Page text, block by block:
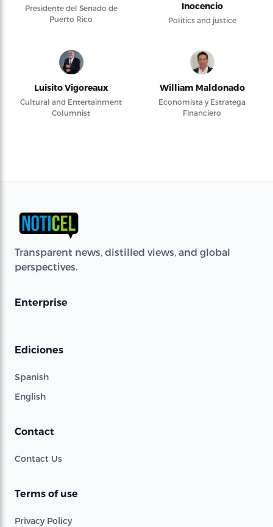
Presidente del Senado de
Puerto Rico
Inocencio
Politics and justice
Luisito Vigoreaux
Cultural and Entertainment
Columnist
William Maldonado
Economista y Estratega
Financiero
Transparent news, distilled views, and global
perspectives.
Enterprise
Ediciones
Spanish
English
Contact
Contact Us
Terms of use
Privacy Policy